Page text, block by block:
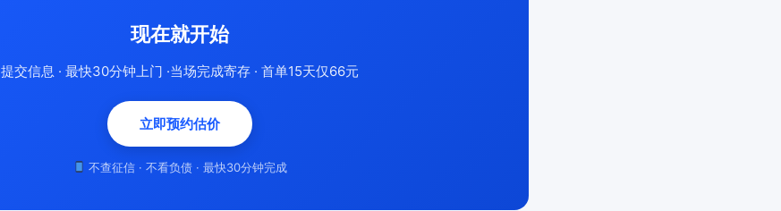
现在就开始
提交信息 · 最快30分钟上门 ·当场完成寄存 · 首单15天仅66元
立即预约估价
不查征信 · 不看负债 · 最快30分钟完成